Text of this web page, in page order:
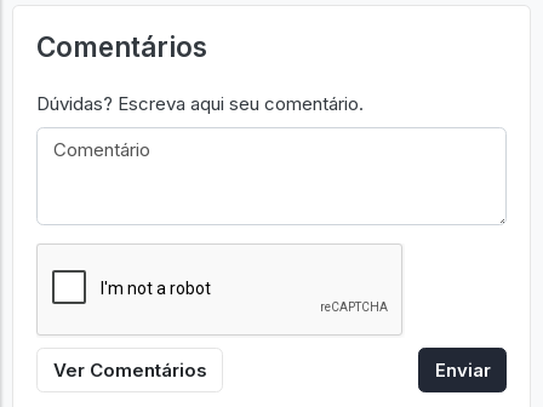
Comentários
Dúvidas? Escreva aqui seu comentário.
Ver Comentários Enviar